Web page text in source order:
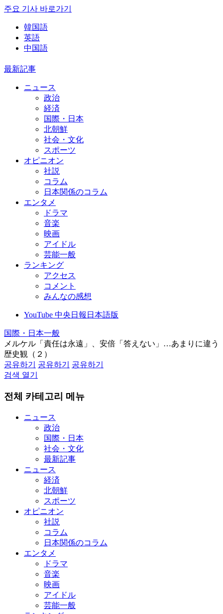
주요 기사 바로가기
韓国語
英語
中国語
最新記事
ニュース
政治
経済
国際・日本
北朝鮮
社会・文化
スポーツ
オピニオン
社説
コラム
日本関係のコラム
エンタメ
ドラマ
音楽
映画
アイドル
芸能一般
ランキング
アクセス
コメント
みんなの感想
YouTube 中央日報日本語版
国際・日本一般
メルケル「責任は永遠」、安倍「答えない」…あまりに違う
歴史観（２）
공유하기
공유하기
공유하기
검색 열기
전체 카테고리 메뉴
ニュース
政治
国際・日本
社会・文化
最新記事
ニュース
経済
北朝鮮
スポーツ
オピニオン
社説
コラム
日本関係のコラム
エンタメ
ドラマ
音楽
映画
アイドル
芸能一般